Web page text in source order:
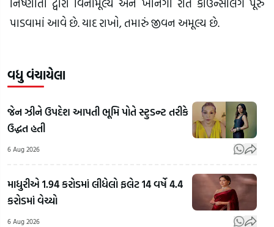
નિષ્ણાતો દ્વારા વિનામૂલ્યે અને ખાનગી રીતે કાઉન્સેલિંગ પૂરું
પાડવામાં આવે છે. યાદ રાખો, તમારું જીવન અમૂલ્ય છે.
વધુ વંચાયેલા
જેન ઝીને ઉપદેશ આપતી ભૂમિ પોતે સ્ટુડન્ટ તરીકે
ઉદ્ધત હતી
6 Aug 2026
માધુરીએ 1.94 કરોડમાં લીધેલો ફલેટ 14 વર્ષે 4.4
કરોડમાં વેચ્યો
6 Aug 2026